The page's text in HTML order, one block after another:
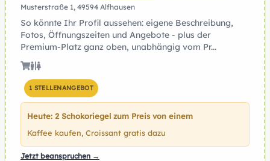
Musterstraße 1, 49594 Alfhausen
So könnte Ihr Profil aussehen: eigene Beschreibung,
Fotos, Öffnungszeiten und Angebote - plus der
Premium-Platz ganz oben, unabhängig vom Pr...
1 STELLENANGEBOT
Heute: 2 Schokoriegel zum Preis von einem
Kaffee kaufen, Croissant gratis dazu
Jetzt beanspruchen →